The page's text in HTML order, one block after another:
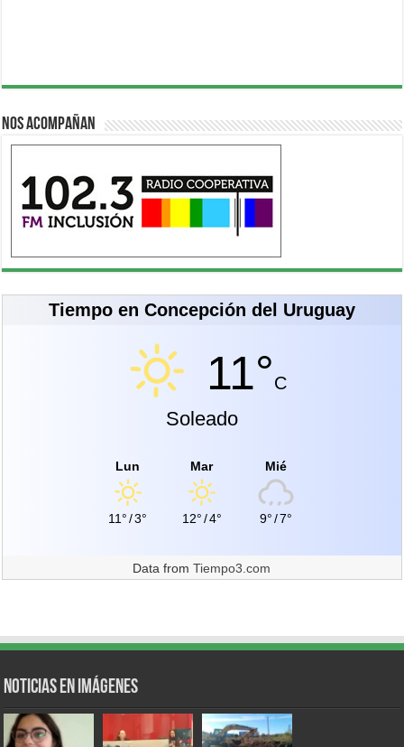
Nos acompañan
Tiempo en Concepción del Uruguay
11°C
Soleado
Lun
11° /3°
Mar
12°/4°
Mié
9°/7°
Data fromTiempo3.com
Noticias en Imágenes